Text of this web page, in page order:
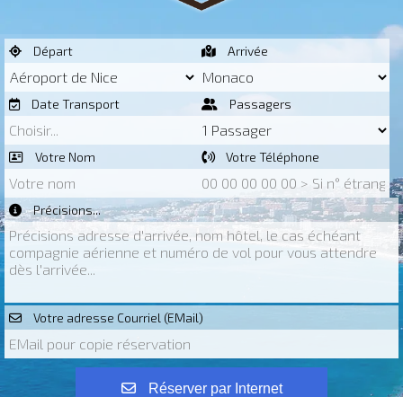
Départ Arrivée
Date Transport Passagers
Votre Nom Votre Téléphone
Précisions...
Votre adresse Courriel (EMail)
Réserver par Internet